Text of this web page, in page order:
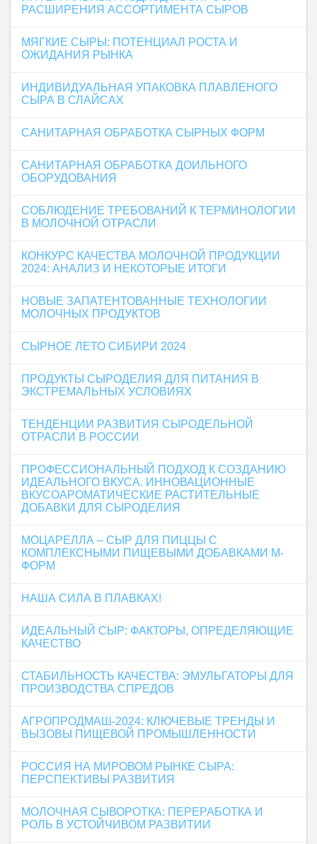
РАСШИРЕНИЯ АССОРТИМЕНТА СЫРОВ
МЯГКИЕ СЫРЫ: ПОТЕНЦИАЛ РОСТА И
ОЖИДАНИЯ РЫНКА
ИНДИВИДУАЛЬНАЯ УПАКОВКА ПЛАВЛЕНОГО
СЫРА В СЛАЙСАХ
САНИТАРНАЯ ОБРАБОТКА СЫРНЫХ ФОРМ
САНИТАРНАЯ ОБРАБОТКА ДОИЛЬНОГО
ОБОРУДОВАНИЯ
СОБЛЮДЕНИЕ ТРЕБОВАНИЙ К ТЕРМИНОЛОГИИ
В МОЛОЧНОЙ ОТРАСЛИ
КОНКУРС КАЧЕСТВА МОЛОЧНОЙ ПРОДУКЦИИ
2024: АНАЛИЗ И НЕКОТОРЫЕ ИТОГИ
НОВЫЕ ЗАПАТЕНТОВАННЫЕ ТЕХНОЛОГИИ
МОЛОЧНЫХ ПРОДУКТОВ
СЫРНОЕ ЛЕТО СИБИРИ 2024
ПРОДУКТЫ СЫРОДЕЛИЯ ДЛЯ ПИТАНИЯ В
ЭКСТРЕМАЛЬНЫХ УСЛОВИЯХ
ТЕНДЕНЦИИ РАЗВИТИЯ СЫРОДЕЛЬНОЙ
ОТРАСЛИ В РОССИИ
ПРОФЕССИОНАЛЬНЫЙ ПОДХОД К СОЗДАНИЮ
ИДЕАЛЬНОГО ВКУСА. ИННОВАЦИОННЫЕ
ВКУСОАРОМАТИЧЕСКИЕ РАСТИТЕЛЬНЫЕ
ДОБАВКИ ДЛЯ СЫРОДЕЛИЯ
МОЦАРЕЛЛА – СЫР ДЛЯ ПИЦЦЫ С
КОМПЛЕКСНЫМИ ПИЩЕВЫМИ ДОБАВКАМИ М-
ФОРМ
НАША СИЛА В ПЛАВКАХ!
ИДЕАЛЬНЫЙ СЫР: ФАКТОРЫ, ОПРЕДЕЛЯЮЩИЕ
КАЧЕСТВО
СТАБИЛЬНОСТЬ КАЧЕСТВА: ЭМУЛЬГАТОРЫ ДЛЯ
ПРОИЗВОДСТВА СПРЕДОВ
АГРОПРОДМАШ-2024: КЛЮЧЕВЫЕ ТРЕНДЫ И
ВЫЗОВЫ ПИЩЕВОЙ ПРОМЫШЛЕННОСТИ
РОССИЯ НА МИРОВОМ РЫНКЕ СЫРА:
ПЕРСПЕКТИВЫ РАЗВИТИЯ
МОЛОЧНАЯ СЫВОРОТКА: ПЕРЕРАБОТКА И
РОЛЬ В УСТОЙЧИВОМ РАЗВИТИИ